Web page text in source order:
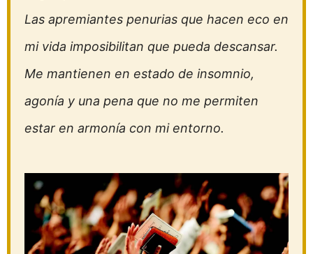
Las apremiantes penurias que hacen eco en
mi vida imposibilitan que pueda descansar.
Me mantienen en estado de insomnio,
agonía y una pena que no me permiten
estar en armonía con mi entorno.